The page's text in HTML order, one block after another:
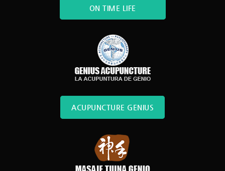
ON TIME LIFE
ACUPUNCTURE GENIUS